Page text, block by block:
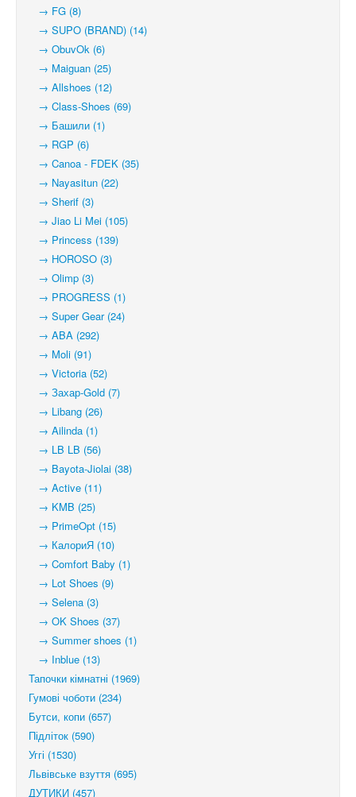
→ FG (8)
→ SUPO (BRAND) (14)
→ ObuvOk (6)
→ Maiguan (25)
→ Allshoes (12)
→ Class-Shoes (69)
→ Башили (1)
→ RGP (6)
→ Canoa - FDEK (35)
→ Nayasitun (22)
→ Sherif (3)
→ Jiao Li Mei (105)
→ Princess (139)
→ HOROSO (3)
→ Olimp (3)
→ PROGRESS (1)
→ Super Gear (24)
→ ABA (292)
→ Moli (91)
→ Victoria (52)
→ Захар-Gold (7)
→ Libang (26)
→ Ailinda (1)
→ LB LB (56)
→ Bayota-Jiolai (38)
→ Active (11)
→ KMB (25)
→ PrimeOpt (15)
→ КалориЯ (10)
→ Comfort Baby (1)
→ Lot Shoes (9)
→ Selena (3)
→ OK Shoes (37)
→ Summer shoes (1)
→ Inblue (13)
Тапочки кімнатні (1969)
Гумові чоботи (234)
Бутси, копи (657)
Підліток (590)
Уггі (1530)
Львівське взуття (695)
ДУТИКИ (457)